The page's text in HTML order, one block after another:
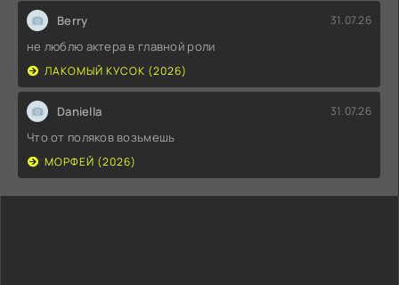
Berry 31.07.26
не люблю актера в главной роли
ЛАКОМЫЙ КУСОК (2026)
Daniella 31.07.26
Что от поляков возьмешь
МОРФЕЙ (2026)